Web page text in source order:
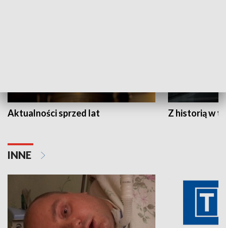
Aktualności sprzed lat Z historią w
INNE